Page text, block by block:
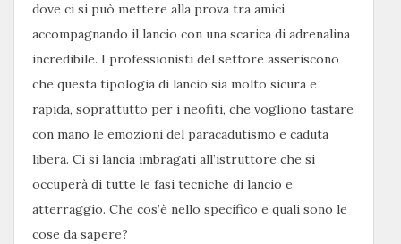
dove ci si può mettere alla prova tra amici
accompagnando il lancio con una scarica di adrenalina
incredibile. I professionisti del settore asseriscono
che questa tipologia di lancio sia molto sicura e
rapida, soprattutto per i neofiti, che vogliono tastare
con mano le emozioni del paracadutismo e caduta
libera. Ci si lancia imbragati all’istruttore che si
occuperà di tutte le fasi tecniche di lancio e
atterraggio. Che cos’è nello specifico e quali sono le
cose da sapere?